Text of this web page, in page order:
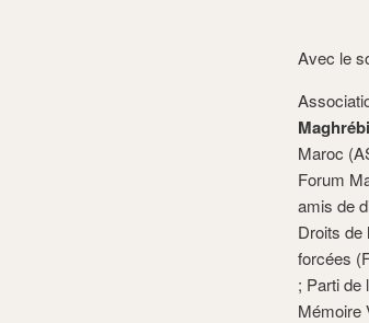
Avec le
Maroc
Forum
amis de
Droits de
forcées
; Parti de
Mémoire